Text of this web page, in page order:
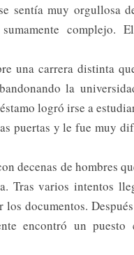
sentía muy orgullosa
complejo.
una carrera distinta
la
logró irse a
puertas y le fue muy
decenas de hombres
Tras varios intentos
documentos.
encontró un puesto